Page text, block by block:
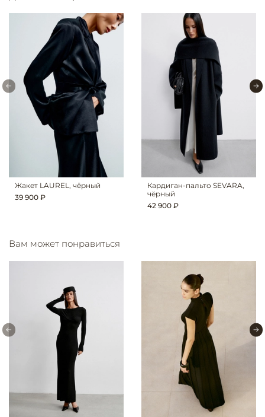
Жакет LAUREL, чёрный
39 900 ₽
Кардиган-пальто SEVARA,
чёрный
42 900 ₽
Вам может понравиться